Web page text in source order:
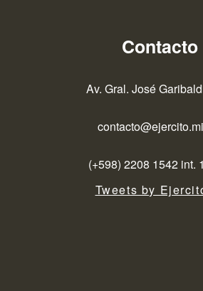
Contacto
Av. Gral. José
(+598) 2208 1542 int.
Tweets by